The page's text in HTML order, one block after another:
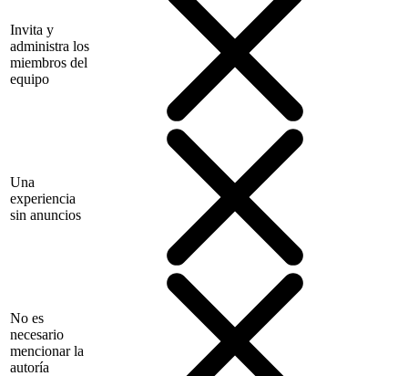
Invita y
administra los
miembros del
equipo
Una
experiencia
sin anuncios
No es
necesario
mencionar la
autoría